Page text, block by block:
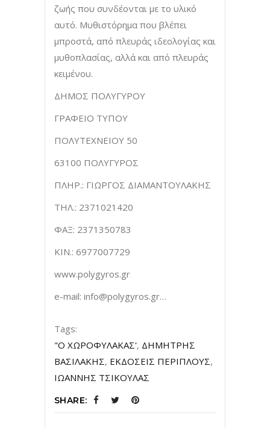
ζωής που συνδέονται με το υλικό
αυτό. Μυθιστόρημα που βλέπει
μπροστά, από πλευράς ιδεολογίας και
μυθοπλασίας, αλλά και από πλευράς
κειμένου.
ΔΗΜΟΣ ΠΟΛΥΓΥΡΟΥ
ΓΡΑΦΕΙΟ ΤΥΠΟΥ
ΠΟΛΥΤΕΧΝΕΙΟΥ 50
63100 ΠΟΛΥΓΥΡΟΣ
ΠΛΗΡ.: ΓΙΩΡΓΟΣ ΔΙΑΜΑΝΤΟΥΛΑΚΗΣ
ΤΗΛ.: 2371021420
ΦΑΞ: 2371350783
ΚΙΝ.: 6977007729
www.polygyros.gr
e-mail: info@polygyros.gr…
Tags:
"Ο ΧΩΡΟΦΥΛΑΚΑΣ', ΔΗΜΗΤΡΗΣ
ΒΑΣΙΛΑΚΗΣ, ΕΚΔΟΣΕΙΣ ΠΕΡΙΠΛΟΥΣ,
ΙΩΑΝΝΗΣ ΤΣΙΚΟΥΛΑΣ
SHARE: